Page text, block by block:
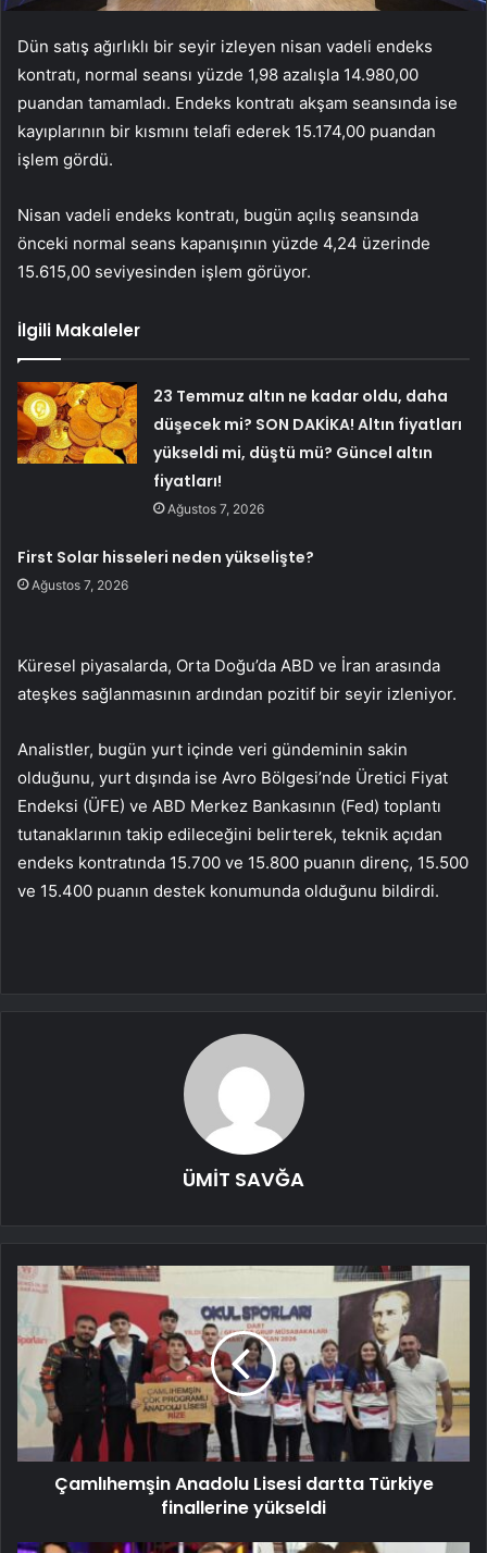
Dün satış ağırlıklı bir seyir izleyen nisan vadeli endeks
kontratı, normal seansı yüzde 1,98 azalışla 14.980,00
puandan tamamladı. Endeks kontratı akşam seansında ise
kayıplarının bir kısmını telafi ederek 15.174,00 puandan
işlem gördü.
Nisan vadeli endeks kontratı, bugün açılış seansında
önceki normal seans kapanışının yüzde 4,24 üzerinde
15.615,00 seviyesinden işlem görüyor.
İlgili Makaleler
23 Temmuz altın ne kadar oldu, daha
düşecek mi? SON DAKİKA! Altın fiyatları
yükseldi mi, düştü mü? Güncel altın
fiyatları!
Ağustos 7, 2026
First Solar hisseleri neden yükselişte?
Ağustos 7, 2026
Küresel piyasalarda, Orta Doğu’da ABD ve İran arasında
ateşkes sağlanmasının ardından pozitif bir seyir izleniyor.
Analistler, bugün yurt içinde veri gündeminin sakin
olduğunu, yurt dışında ise Avro Bölgesi’nde Üretici Fiyat
Endeksi (ÜFE) ve ABD Merkez Bankasının (Fed) toplantı
tutanaklarının takip edileceğini belirterek, teknik açıdan
endeks kontratında 15.700 ve 15.800 puanın direnç, 15.500
ve 15.400 puanın destek konumunda olduğunu bildirdi.
ÜMİT SAVĞA
Çamlıhemşin Anadolu Lisesi dartta Türkiye
finallerine yükseldi